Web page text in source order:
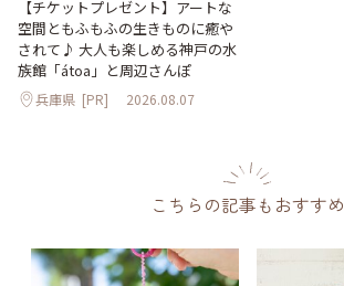
【チケットプレゼント】アートな
空間ともふもふの生きものに癒や
されて♪ 大人も楽しめる神戸の水
族館「átoa」と周辺さんぽ
兵庫県 [PR] 2026.08.07
こちらの記事もおすすめ